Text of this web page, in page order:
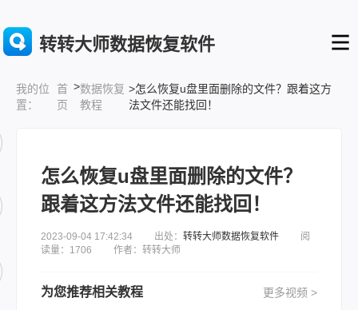
转转大师数据恢复软件
我的位
置：
首
页
>数据恢复
教程
>怎么恢复u盘里面删除的文件？跟着这方
法文件还能找回！
怎么恢复u盘里面删除的文件？
跟着这方法文件还能找回！
2023-09-04 17:42:34 出处： 转转大师数据恢复软件 阅
读量：1706 作者：转转大师
为您推荐相关教程 更多视频 >